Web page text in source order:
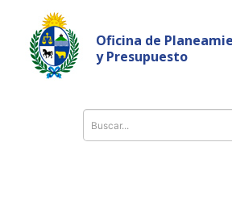
contenido
principal
Oficina de
y Presupuesto